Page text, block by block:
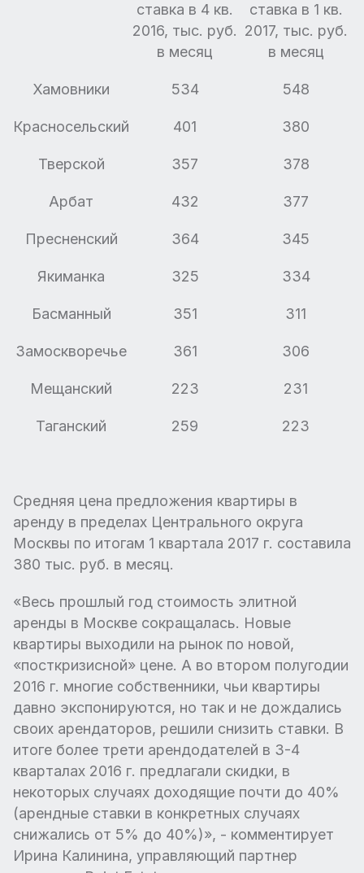
ставка в 4 кв.
2016, тыс. руб.
в месяц
ставка в 1 кв.
2017, тыс. руб.
в месяц
Хамовники 534 548
Красносельский 401 380
Тверской 357 378
Арбат 432 377
Пресненский 364 345
Якиманка 325 334
Басманный 351 311
Замоскворечье 361 306
Мещанский 223 231
Таганский 259 223
Средняя цена предложения квартиры в
аренду в пределах Центрального округа
Москвы по итогам 1 квартала 2017 г. составила
380 тыс. руб. в месяц.
«Весь прошлый год стоимость элитной
аренды в Москве сокращалась. Новые
квартиры выходили на рынок по новой,
«посткризисной» цене. А во втором полугодии
2016 г. многие собственники, чьи квартиры
давно экспонируются, но так и не дождались
своих арендаторов, решили снизить ставки. В
итоге более трети арендодателей в 3-4
кварталах 2016 г. предлагали скидки, в
некоторых случаях доходящие почти до 40%
(арендные ставки в конкретных случаях
снижались от 5% до 40%)», - комментирует
Ирина Калинина, управляющий партнер